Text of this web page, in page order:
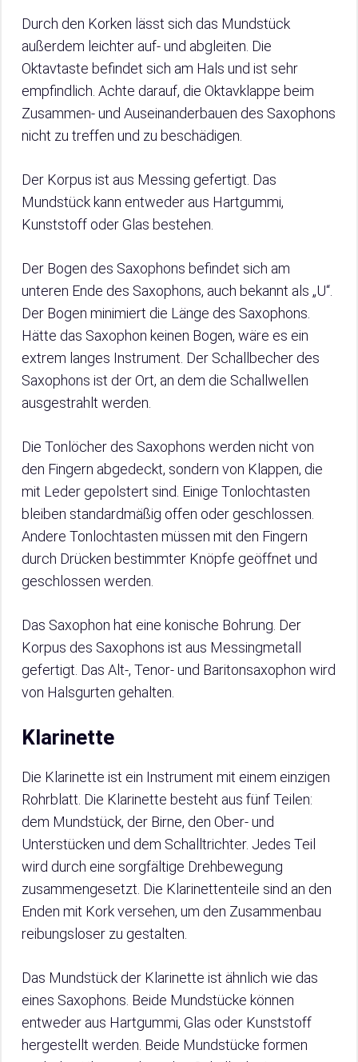
Durch den Korken lässt sich das Mundstück
außerdem leichter auf- und abgleiten. Die
Oktavtaste befindet sich am Hals und ist sehr
empfindlich. Achte darauf, die Oktavklappe beim
Zusammen- und Auseinanderbauen des Saxophons
nicht zu treffen und zu beschädigen.
Der Korpus ist aus Messing gefertigt. Das
Mundstück kann entweder aus Hartgummi,
Kunststoff oder Glas bestehen.
Der Bogen des Saxophons befindet sich am
unteren Ende des Saxophons, auch bekannt als „U“.
Der Bogen minimiert die Länge des Saxophons.
Hätte das Saxophon keinen Bogen, wäre es ein
extrem langes Instrument. Der Schallbecher des
Saxophons ist der Ort, an dem die Schallwellen
ausgestrahlt werden.
Die Tonlöcher des Saxophons werden nicht von
den Fingern abgedeckt, sondern von Klappen, die
mit Leder gepolstert sind. Einige Tonlochtasten
bleiben standardmäßig offen oder geschlossen.
Andere Tonlochtasten müssen mit den Fingern
durch Drücken bestimmter Knöpfe geöffnet und
geschlossen werden.
Das Saxophon hat eine konische Bohrung. Der
Korpus des Saxophons ist aus Messingmetall
gefertigt. Das Alt-, Tenor- und Baritonsaxophon wird
von Halsgurten gehalten.
Klarinette
Die Klarinette ist ein Instrument mit einem einzigen
Rohrblatt. Die Klarinette besteht aus fünf Teilen:
dem Mundstück, der Birne, den Ober- und
Unterstücken und dem Schalltrichter. Jedes Teil
wird durch eine sorgfältige Drehbewegung
zusammengesetzt. Die Klarinettenteile sind an den
Enden mit Kork versehen, um den Zusammenbau
reibungsloser zu gestalten.
Das Mundstück der Klarinette ist ähnlich wie das
eines Saxophons. Beide Mundstücke können
entweder aus Hartgummi, Glas oder Kunststoff
hergestellt werden. Beide Mundstücke formen